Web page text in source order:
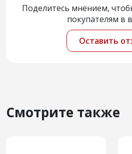
Поделитесь мнением,
покупателям в
Оставить
Смотрите также